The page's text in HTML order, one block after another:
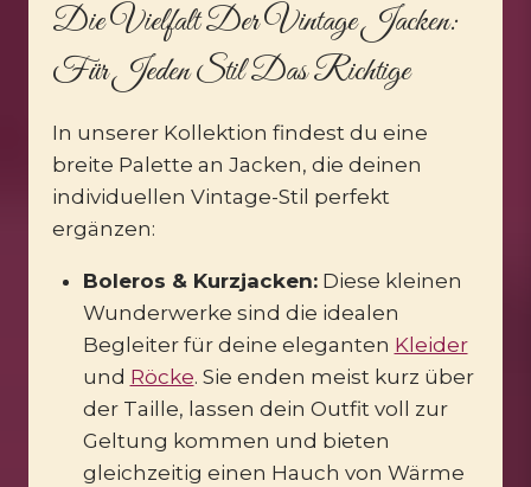
Die Vielfalt Der Vintage Jacken:
Für Jeden Stil Das Richtige
In unserer Kollektion findest du eine
breite Palette an Jacken, die deinen
individuellen Vintage-Stil perfekt
ergänzen:
Boleros & Kurzjacken:Diese kleinen
Wunderwerke sind die idealen
Begleiter für deine eleganten Kleider
und Röcke. Sie enden meist kurz über
der Taille, lassen dein Outfit voll zur
Geltung kommen und bieten
gleichzeitig einen Hauch von Wärme